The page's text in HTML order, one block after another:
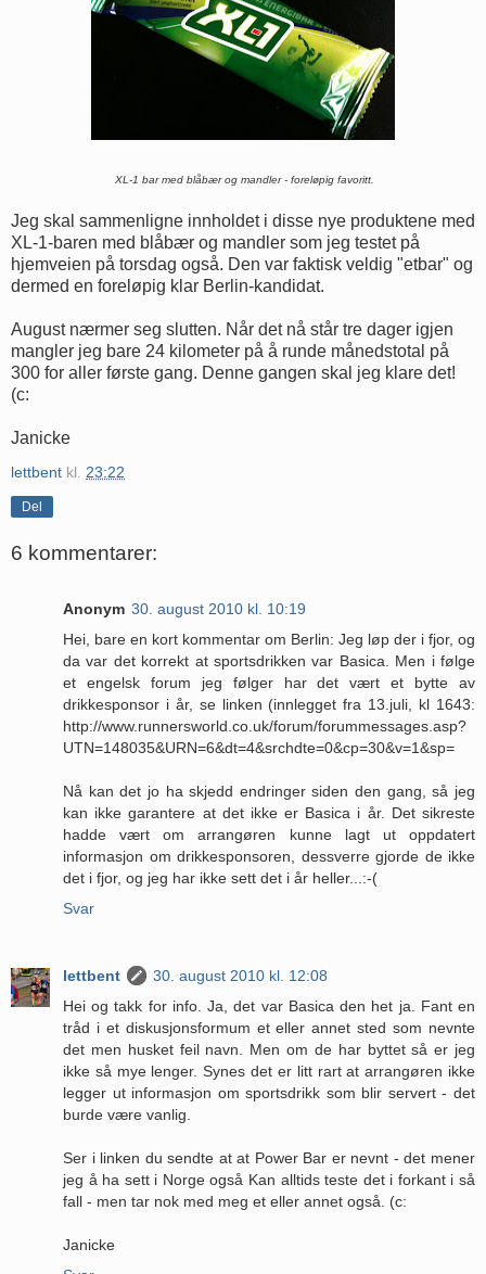
XL-1 bar med blåbær og mandler - foreløpig favoritt.
Jeg skal sammenligne innholdet i disse nye produktene med
XL-1-baren med blåbær og mandler som jeg testet på
hjemveien på torsdag også. Den var faktisk veldig "etbar" og
dermed en foreløpig klar Berlin-kandidat.
August nærmer seg slutten. Når det nå står tre dager igjen
mangler jeg bare 24 kilometer på å runde månedstotal på
300 for aller første gang. Denne gangen skal jeg klare det!
(c:
Janicke
lettbent kl. 23:22
Del
6 kommentarer:
Anonym 30. august 2010 kl. 10:19
Hei, bare en kort kommentar om Berlin: Jeg løp der i fjor, og
da var det korrekt at sportsdrikken var Basica. Men i følge
et engelsk forum jeg følger har det vært et bytte av
drikkesponsor i år, se linken (innlegget fra 13.juli, kl 1643:
http://www.runnersworld.co.uk/forum/forummessages.asp?
UTN=148035&URN=6&dt=4&srchdte=0&cp=30&v=1&sp=
Nå kan det jo ha skjedd endringer siden den gang, så jeg
kan ikke garantere at det ikke er Basica i år. Det sikreste
hadde vært om arrangøren kunne lagt ut oppdatert
informasjon om drikkesponsoren, dessverre gjorde de ikke
det i fjor, og jeg har ikke sett det i år heller...:-(
Svar
lettbent
30. august 2010 kl. 12:08
Hei og takk for info. Ja, det var Basica den het ja. Fant en
tråd i et diskusjonsformum et eller annet sted som nevnte
det men husket feil navn. Men om de har byttet så er jeg
ikke så mye lenger. Synes det er litt rart at arrangøren ikke
legger ut informasjon om sportsdrikk som blir servert - det
burde være vanlig.
Ser i linken du sendte at at Power Bar er nevnt - det mener
jeg å ha sett i Norge også Kan alltids teste det i forkant i så
fall - men tar nok med meg et eller annet også. (c:
Janicke